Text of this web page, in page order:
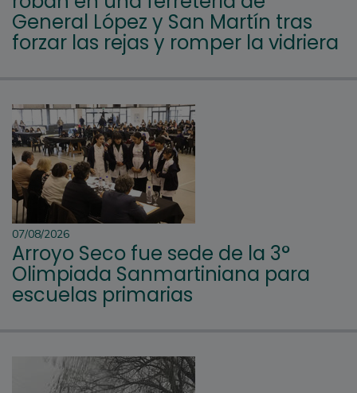
General López y San Martín tras
forzar las rejas y romper la vidriera
07/08/2026
Arroyo Seco fue sede de la 3°
Olimpiada Sanmartiniana para
escuelas primarias